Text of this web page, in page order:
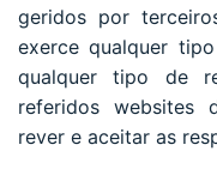
geridos por
exerce qualquer
qualquer tipo de
referidos websites
rever e aceitar as